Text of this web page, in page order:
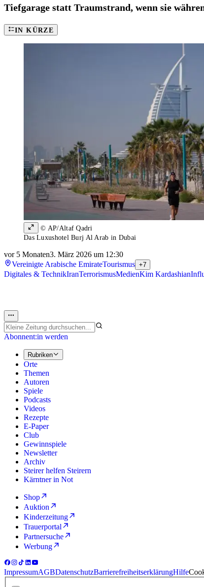
Tiefgarage statt Traumstrand, wenn sie
IN KÜRZE
© AP/Altaf Qadri
Das Luxushotel Burj Al Arab in Dubai
vor 5 Monaten3. März 2026 um 12:30
Vereinigte Arabische EmirateTourismus +7
Digitales & TechnikIranTerrorismusMedienKim Kardashian
Abonnent:in werden
Rubriken
Orte
Themen
Autoren
Spiele
Podcasts
Videos
Rezepte
E-Paper
Club
Gewinnspiele
Newsletter
Archiv
Steirer helfen Steirern
Kärntner in Not
Shop
Auktion
Kinderzeitung
Trauerportal
Partnersuche
Werbung
ImpressumAGBDatenschutzBarrierefreiheitserklärungHilfe